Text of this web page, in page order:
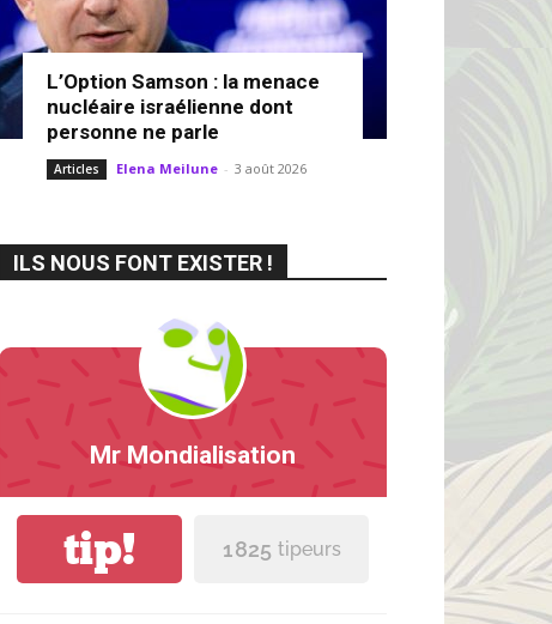
L’Option Samson : la menace
nucléaire israélienne dont
personne ne parle
Articles Elena Meilune - 3 août 2026
ILS NOUS FONT EXISTER !
Mr Mondialisation
tip! 1 825 tipeurs